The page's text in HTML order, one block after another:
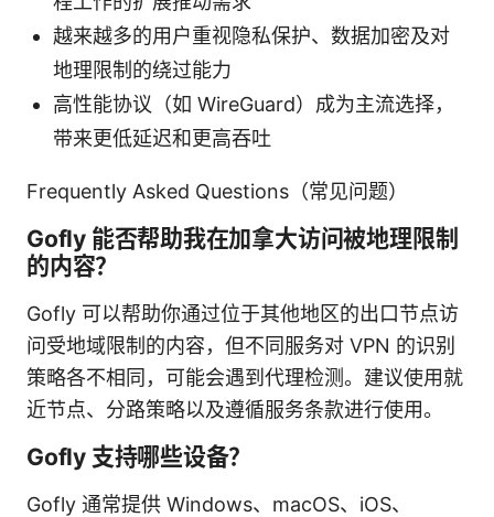
越来越多的用户重视隐私保护、数据加密及对
地理限制的绕过能力
高性能协议（如 WireGuard）成为主流选择，
带来更低延迟和更高吞吐
Frequently Asked Questions（常见问题）
Gofly 能否帮助我在加拿大访问被地理限制
的内容？
Gofly 可以帮助你通过位于其他地区的出口节点访
问受地域限制的内容，但不同服务对 VPN 的识别
策略各不相同，可能会遇到代理检测。建议使用就
近节点、分路策略以及遵循服务条款进行使用。
Gofly 支持哪些设备？
Gofly 通常提供 Windows、macOS、iOS、